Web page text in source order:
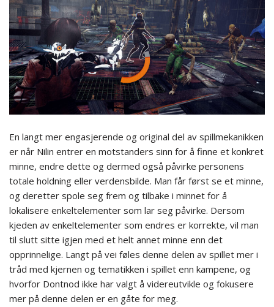
En langt mer engasjerende og original del av spillmekanikken
er når Nilin entrer en motstanders sinn for å finne et konkret
minne, endre dette og dermed også påvirke personens
totale holdning eller verdensbilde. Man får først se et minne,
og deretter spole seg frem og tilbake i minnet for å
lokalisere enkeltelementer som lar seg påvirke. Dersom
kjeden av enkeltelementer som endres er korrekte, vil man
til slutt sitte igjen med et helt annet minne enn det
opprinnelige. Langt på vei føles denne delen av spillet mer i
tråd med kjernen og tematikken i spillet enn kampene, og
hvorfor Dontnod ikke har valgt å videreutvikle og fokusere
mer på denne delen er en gåte for meg.